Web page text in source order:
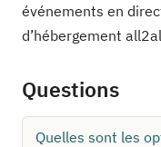
événements en
d’hébergement
Questions
Quelles sont les